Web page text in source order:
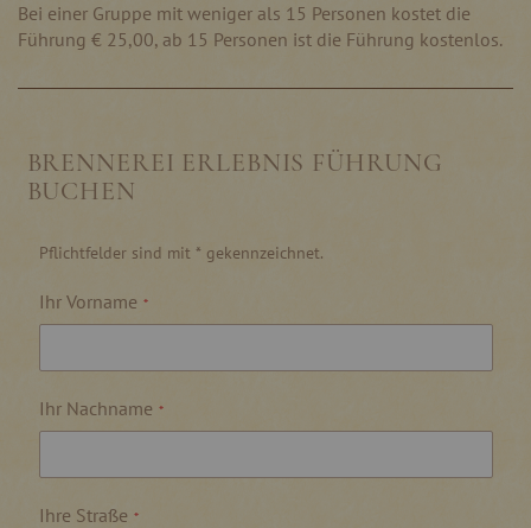
Bei einer Gruppe mit weniger als 15 Personen kostet die
Führung € 25,00, ab 15 Personen ist die Führung kostenlos.
BRENNEREI ERLEBNIS FÜHRUNG
BUCHEN
Pflichtfelder sind mit * gekennzeichnet.
Ihr Vorname
Ihr Nachname
Ihre Straße